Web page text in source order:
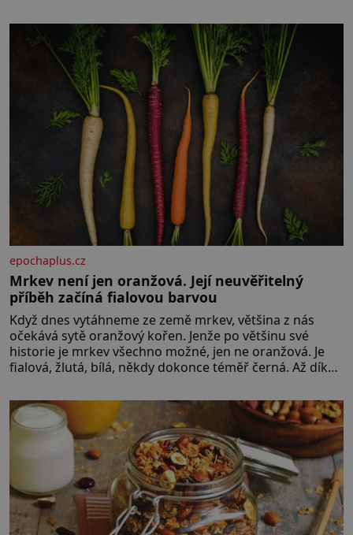
epochaplus.cz
Mrkev není jen oranžová. Její neuvěřitelný
příběh začíná fialovou barvou
Když dnes vytáhneme ze země mrkev, většina z nás
očekává sytě oranžový kořen. Jenže po většinu své
historie je mrkev všechno možné, jen ne oranžová. Je
fialová, žlutá, bílá, někdy dokonce téměř černá. Až díky
bez které si českou zahradu ani nedokážeme
představit. Její příběh je